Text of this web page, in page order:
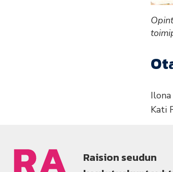
Kati
Raision seudun